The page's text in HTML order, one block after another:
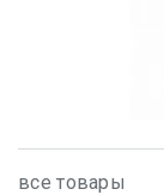
все товары